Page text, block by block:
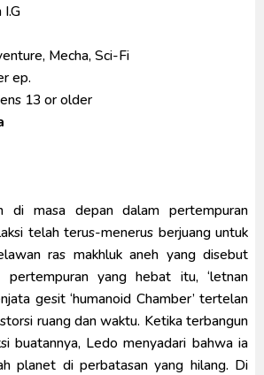
Mecha, Sci-Fi
ep.
13 or older
di masa depan dalam pertempuran
telah terus-menerus berjuang untuk
ras makhluk aneh yang disebut
pertempuran yang hebat itu, ‘letnan
gesit ‘humanoid Chamber’ tertelan
ruang dan waktu. Ketika terbangun
buatannya, Ledo menyadari bahwa ia
planet di perbatasan yang hilang. Di